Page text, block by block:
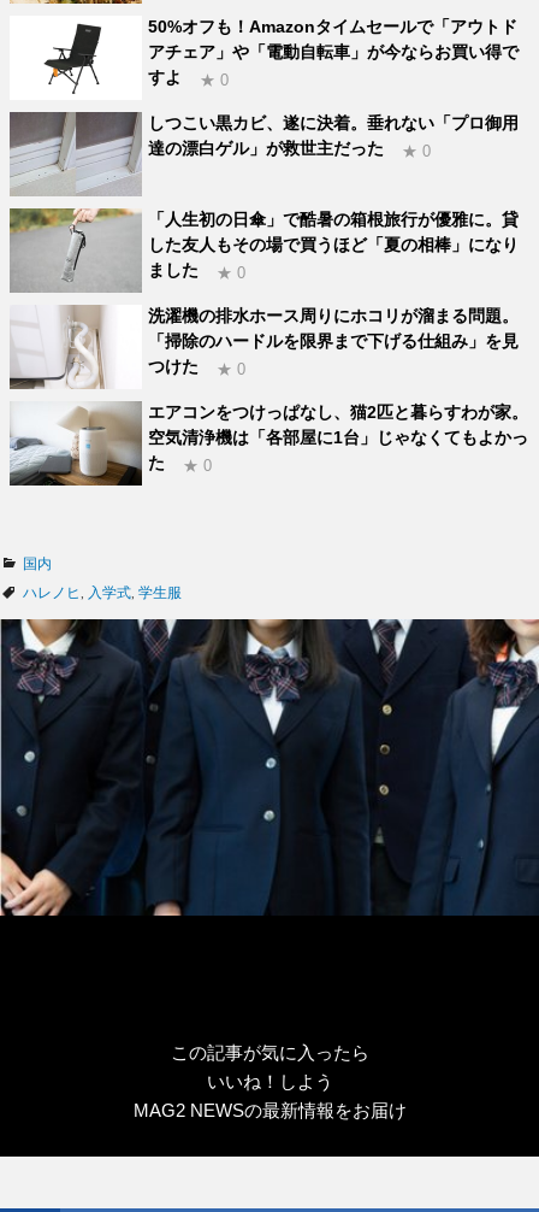
50%オフも！Amazonタイムセールで「アウトド
アチェア」や「電動自転車」が今ならお買い得で
すよ
★ 0
しつこい黒カビ、遂に決着。垂れない「プロ御用
達の漂白ゲル」が救世主だった
★ 0
「人生初の日傘」で酷暑の箱根旅行が優雅に。貸
した友人もその場で買うほど「夏の相棒」になり
ました
★ 0
洗濯機の排水ホース周りにホコリが溜まる問題。
「掃除のハードルを限界まで下げる仕組み」を見
つけた
★ 0
エアコンをつけっぱなし、猫2匹と暮らすわが家。
空気清浄機は「各部屋に1台」じゃなくてもよかっ
た
★ 0
カ
リ
ー
国内
タ
ハレノヒ 入学式 学生服
この記事が気に入ったら
いいね！しよう
MAG2 NEWSの最新情報をお届け